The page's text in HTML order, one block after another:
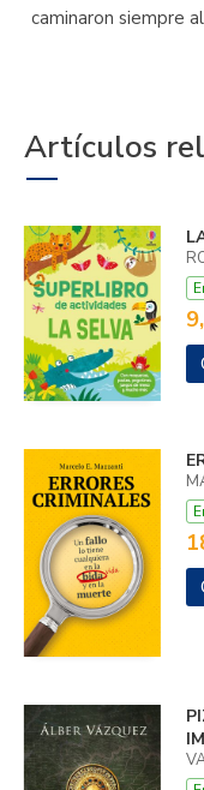
caminaron siempre
Artículos